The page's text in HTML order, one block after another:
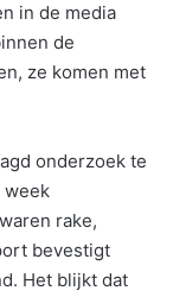
in de media
de
ze komen met
onderzoek te
week
rake,
bevestigt
Het blijkt dat